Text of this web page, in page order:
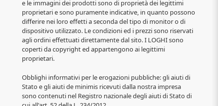
e le immagini dei prodotti sono di proprietà dei legittimi
proprietari e sono puramente indicative, in quanto possono
differire nei loro effetti a seconda del tipo di monitor o di
dispositivo utilizzato. Le condizioni ed i prezzi sono riservati
agli ordini effettuati direttamente dal sito. I LOGHI sono
coperti da copyright ed appartengono ai legittimi
proprietari.
Obblighi informativi per le erogazioni pubbliche: gli aiuti di
Stato e gli aiuti de minimis ricevuti dalla nostra impresa
sono contenuti nel Registro nazionale degli aiuti di Stato di